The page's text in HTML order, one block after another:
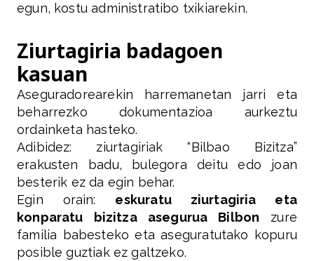
egun, kostu administratibo txikiarekin.
Ziurtagiria badagoen
kasuan
Aseguradorearekin harremanetan jarri eta
beharrezko dokumentazioa aurkeztu
ordainketa hasteko.
Adibidez: ziurtagiriak “Bilbao Bizitza”
erakusten badu, bulegora deitu edo joan
besterik ez da egin behar.
Egin orain: eskuratu ziurtagiria eta
konparatu bizitza asegurua Bilbon zure
familia babesteko eta aseguratutako kopuru
posible guztiak ez galtzeko.